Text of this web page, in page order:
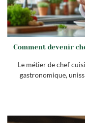
Comment devenir
Le métier de chef
gastronomique,